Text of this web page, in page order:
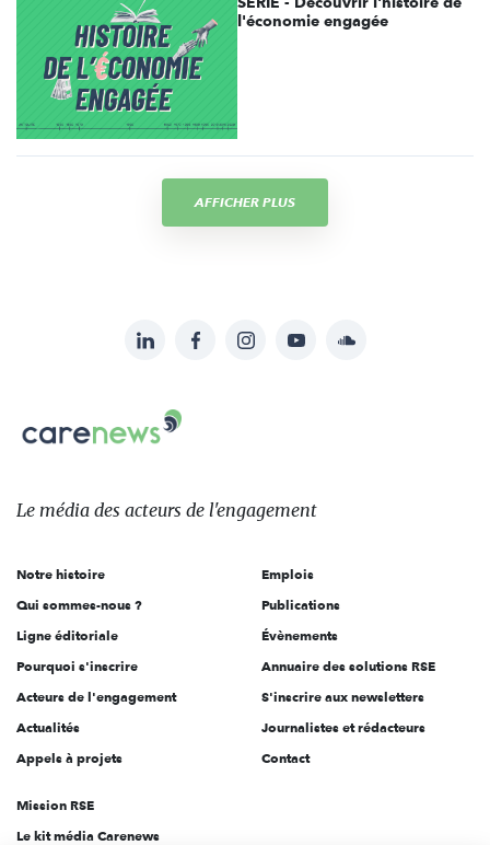
l'économie engagée
AFFICHER PLUS
sur:
LinkedInFacebookInstagramYouTubeSoundcloud
Carenews,
Le
des
l'engagement
Le média des acteurs de l'engagement
Notre histoire
Qui sommes-nous ?
Ligne éditoriale
Pourquoi s'inscrire
Acteurs de l'engagement
Actualités
Appels à projets
Emplois
Publications
Évènements
Annuaire des solutions RSE
S'inscrire aux newsletters
Journalistes et rédacteurs
Contact
Mission RSE
Le kit média Carenews